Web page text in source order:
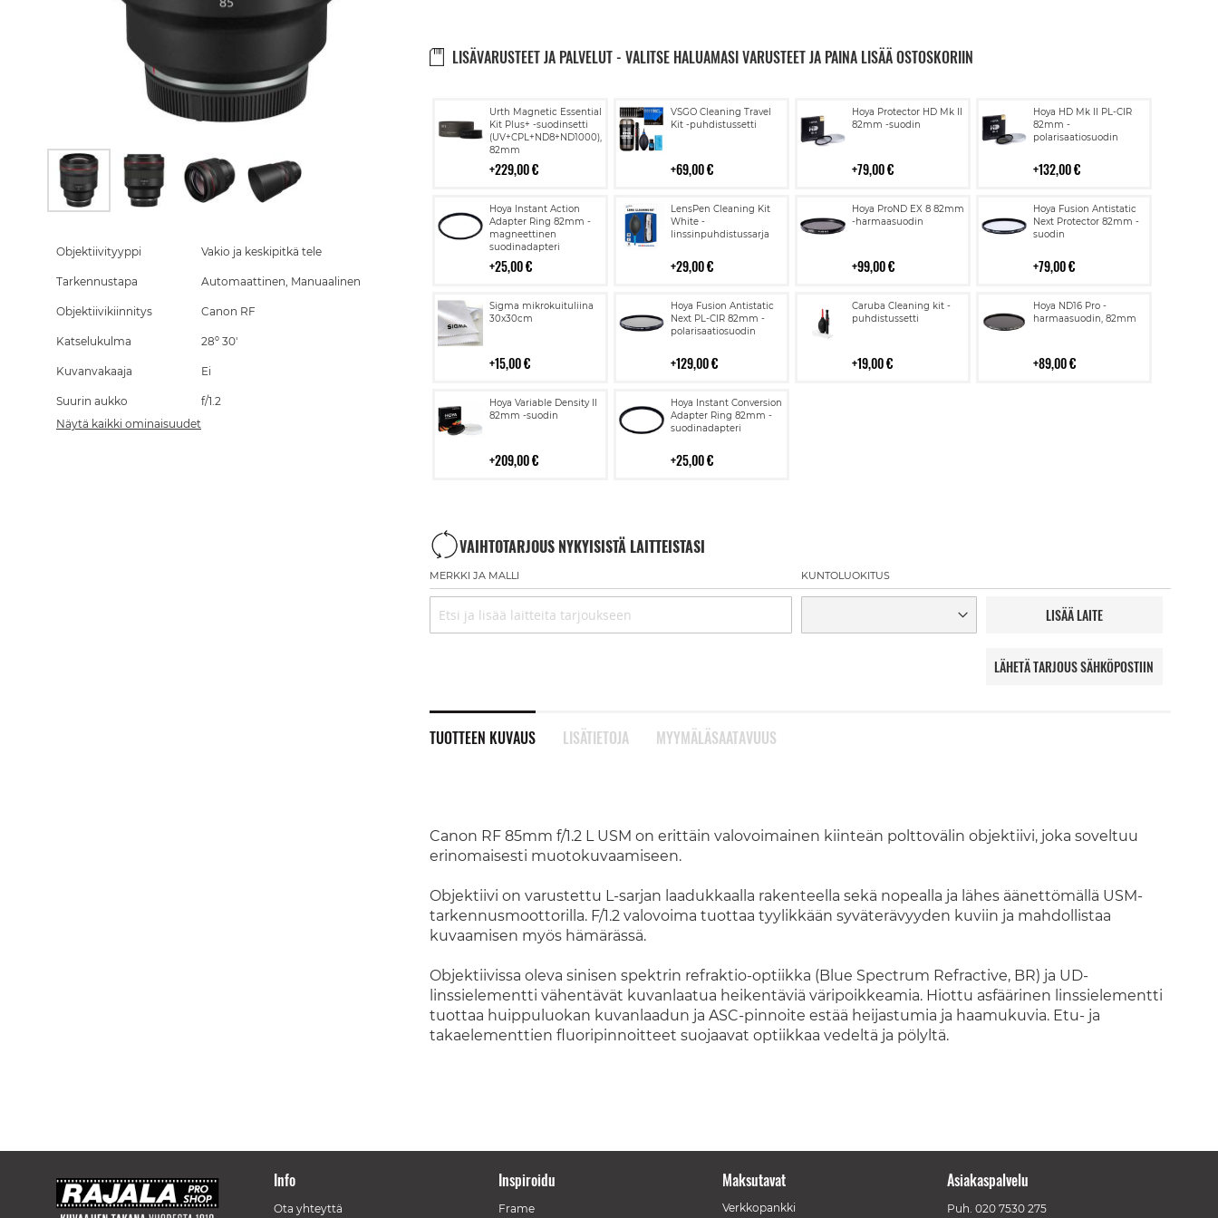
LISÄVARUSTEET JA PALVELUT - VALITSE HALUAMASI VARUSTEET JA PAINA LISÄÄ OSTOSKORIIN
Urth Magnetic Essential
Kit Plus+ -suodinsetti
(UV+CPL+ND8+ND1000),
82mm
229,00 €
Lisää
ostoskoriin
VSGO Cleaning Travel
Kit -puhdistussetti
69,00 €
Lisää
ostoskoriin
Hoya Protector HD Mk II
82mm -suodin
79,00 €
Lisää
ostoskoriin
Hoya HD Mk II PL-CIR
82mm -
polarisaatiosuodin
132,00 €
Lisää
ostoskoriin
Hoya Instant Action
Adapter Ring 82mm -
magneettinen
suodinadapteri
25,00 €
Lisää
ostoskoriin
LensPen Cleaning Kit
White -
linssinpuhdistussarja
29,00 €
Lisää
ostoskoriin
Hoya ProND EX 8 82mm
-harmaasuodin
99,00 €
Lisää
ostoskoriin
Hoya Fusion Antistatic
Next Protector 82mm -
suodin
79,00 €
Lisää
ostoskoriin
Sigma mikrokuituliina
30x30cm
15,00 €
Lisää
ostoskoriin
Hoya Fusion Antistatic
Next PL-CIR 82mm -
polarisaatiosuodin
129,00 €
Lisää
ostoskoriin
Caruba Cleaning kit -
puhdistussetti
19,00 €
Lisää
ostoskoriin
Hoya ND16 Pro -
harmaasuodin, 82mm
89,00 €
Lisää
ostoskoriin
Hoya Variable Density II
82mm -suodin
209,00 €
Lisää
ostoskoriin
Hoya Instant Conversion
Adapter Ring 82mm -
suodinadapteri
25,00 €
Lisää
ostoskoriin
VAIHTOTARJOUS NYKYISISTÄ LAITTEISTASI
MERKKI JA MALLI KUNTOLUOKITUS
LISÄÄ LAITE
LÄHETÄ TARJOUS SÄHKÖPOSTIIN
TUOTTEEN KUVAUS
Canon RF 85mm f/1.2 L USM on erittäin valovoimainen kiinteän polttovälin objektiivi, joka soveltuu
erinomaisesti muotokuvaamiseen.
Objektiivi on varustettu L-sarjan laadukkaalla rakenteella sekä nopealla ja lähes äänettömällä USM-
tarkennusmoottorilla. F/1.2 valovoima tuottaa tyylikkään syväterävyyden kuviin ja mahdollistaa
kuvaamisen myös hämärässä.
Objektiivissa oleva sinisen spektrin refraktio-optiikka (Blue Spectrum Refractive, BR) ja UD-
linssielementti vähentävät kuvanlaatua heikentäviä väripoikkeamia. Hiottu asfäärinen linssielementti
tuottaa huippuluokan kuvanlaadun ja ASC-pinnoite estää heijastumia ja haamukuvia. Etu- ja
takaelementtien fluoripinnoitteet suojaavat optiikkaa vedeltä ja pölyltä.
LISÄTIETOJA MYYMÄLÄSAATAVUUS
the
of
images
Objektiivityyppi Vakio ja keskipitkä tele
Tarkennustapa Automaattinen, Manuaalinen
Objektiivikiinnitys Canon RF
Katselukulma 28º 30'
Kuvanvakaaja Ei
Suurin aukko
f/1.2
Näytä kaikki ominaisuudet
Info
Ota yhteyttä
Inspiroidu
Frame
Maksutavat
Verkkopankki
Asiakaspalvelu
Puh. 020 7530 275